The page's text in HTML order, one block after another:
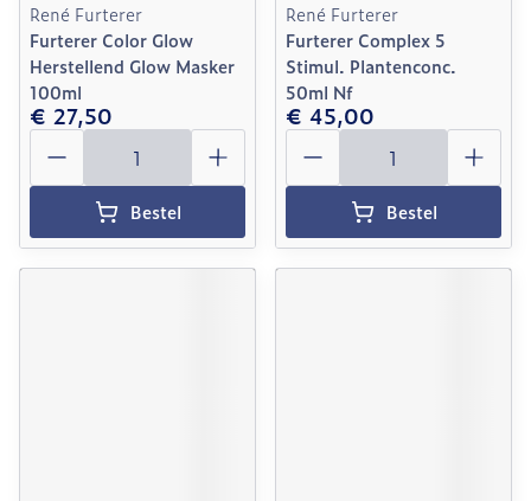
René Furterer
Furterer Color Glow
Herstellend Glow Masker
100ml
€ 27,50
Aantal
Bestel
René Furterer
Furterer Complex 5
Stimul. Plantenconc.
50ml Nf
€ 45,00
Aantal
Bestel